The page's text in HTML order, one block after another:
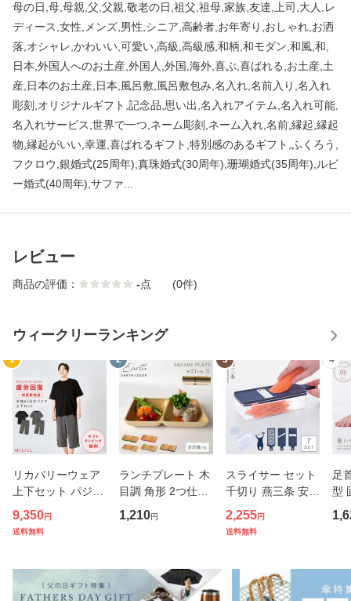
母の日,母,母親,父,父親,敬老の日,祖父,祖母,家族,友達,上司,大人,レ
ディース,女性,メンズ,男性,シニア,高齢者,お年寄り,おしゃれ,お洒
落,オシャレ,かわいい,可愛い,高級,高級感,和柄,和モダン,和風,和,
日本,外国人へのお土産,外国人,外国,海外,喜ぶ,喜ばれる,お土産,土
産,日本のお土産,日本,風呂敷,風呂敷包み,名入れ,名前入り,名入れ
彫刻,オリジナルギフト,記念品,思い出,名入れアイテム,名入れ可能,
名入れサービス,世界で一つ,ネーム彫刻,ネーム入れ,名前,縁起,縁起
物,縁起がいい,幸運,喜ばれるギフト,特別感のあるギフト,ふくろう,
フクロウ,銀婚式(25周年),真珠婚式(30周年),珊瑚婚式(35周年),ルビ
ー婚式(40周年),サファ...
レビュー
商品の評価： -点 (0件)
ウィークリーランキング
1
リカバリーウェア
上下セット パジャ
マ 疲労回復 メンズ
夏 半袖シャツ＋7
性 疲れ
9,350円
送料無料
2
ランチプレート 木
目調 角形 2つ仕切
り 小さめ アースカ
ラー スクエアプレ
り皿 ダイエットプ
レート
1,210円
3
スライサー セット
千切り 燕三条 安全
ホルダー スリムス
タンドスライサー7
キャベツスライサ
ー 千
2,255円
送料無料
4
足
型
ー
ス
歩